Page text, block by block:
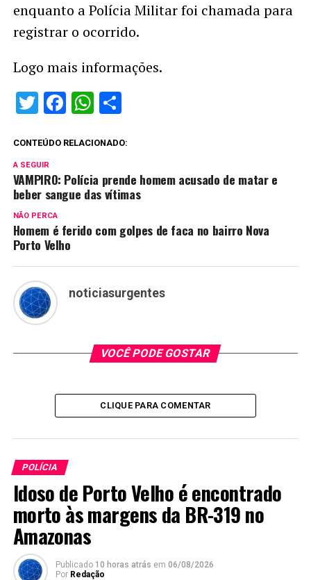
enquanto a Polícia Militar foi chamada para
registrar o ocorrido.
Logo mais informações.
Twitter
Facebook
WhatsApp
CONTEÚDO RELACIONADO:
A SEGUIR
VAMPIRO: Polícia prende homem acusado de matar e
beber sangue das vítimas
NÃO PERCA
Homem é ferido com golpes de faca no bairro Nova
Porto Velho
noticiasurgentes
VOCÊ PODE GOSTAR
CLIQUE PARA COMENTAR
POLÍCIA
Idoso de Porto Velho é encontrado
morto às margens da BR-319 no
Amazonas
Publicado 10 horas atrás em 06/08/2026
Por Redação